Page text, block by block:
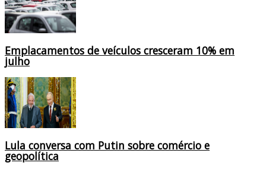
Emplacamentos de veículos cresceram 10% em
julho
Lula conversa com Putin sobre comércio e
geopolítica